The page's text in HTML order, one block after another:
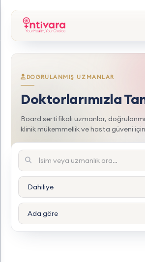
DOGRULANMIŞ UZMANLAR
Doktorlarımızla
Board sertifikalı uzmanlar,
klinik mükemmellik ve hasta güveni